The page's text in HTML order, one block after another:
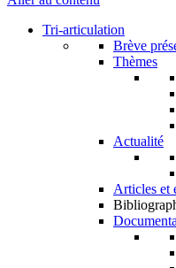
Tri-articulation
Brève
Thèmes
Actualité
Articles et